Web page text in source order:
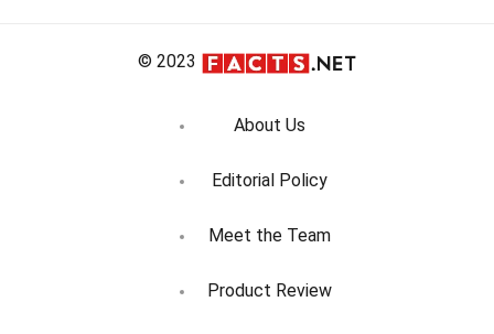
© 2023
About Us
Editorial Policy
Meet the Team
Product Review